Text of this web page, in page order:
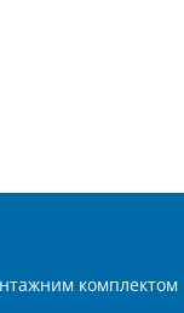
комплектом